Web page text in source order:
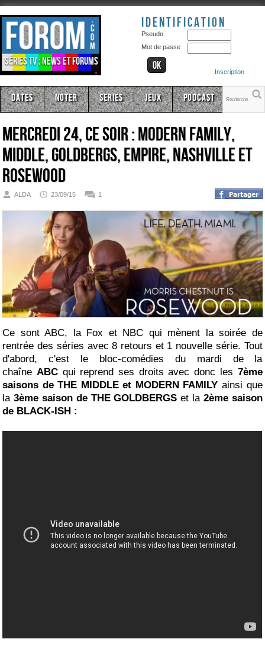
Séries TV : news et forums
Identification
Pseudo
Mot de passe
Inscription
Dates Noter Series Jeux Podcast
Mercredi 24, ce soir : Modern Family,
Middle, Goldbergs, Empire, Nashville et
Rosewood
ALDA 23/09/15 1
Ce sont ABC, la Fox et NBC qui mènent la soirée de
rentrée des séries avec 8 retours et 1 nouvelle série. Tout
d'abord, c'est le bloc-comédies du mardi de la
chaîneABC qui reprend ses droits avec donc les 7ème
saisons de THE MIDDLE et MODERN FAMILY ainsi que
la3ème saison de THE GOLDBERGSet la 2ème saison
de BLACK-ISH :